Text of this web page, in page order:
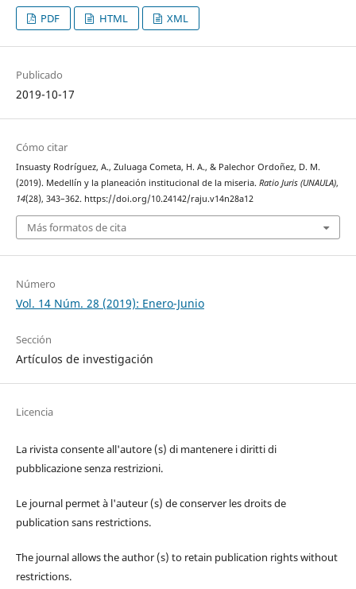
PDF HTML XML
Publicado
2019-10-17
Cómo citar
Insuasty Rodríguez, A., Zuluaga Cometa, H. A., & Palechor Ordoñez, D. M.
(2019). Medellín y la planeación institucional de la miseria. Ratio Juris (UNAULA),
14(28), 343–362. https://doi.org/10.24142/raju.v14n28a12
Más formatos de cita
Número
Vol. 14 Núm. 28 (2019): Enero-Junio
Sección
Artículos de investigación
Licencia
La rivista consente all'autore (s) di mantenere i diritti di
pubblicazione senza restrizioni.
Le journal permet à l'auteur (s) de conserver les droits de
publication sans restrictions.
The journal allows the author (s) to retain publication rights without
restrictions.